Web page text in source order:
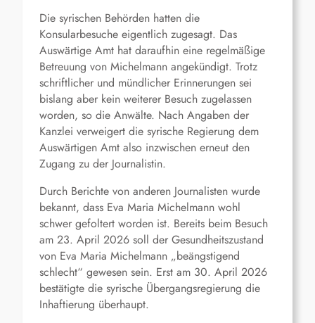
Die syrischen Behörden hatten die
Konsularbesuche eigentlich zugesagt. Das
Auswärtige Amt hat daraufhin eine regelmäßige
Betreuung von Michelmann angekündigt. Trotz
schriftlicher und mündlicher Erinnerungen sei
bislang aber kein weiterer Besuch zugelassen
worden, so die Anwälte. Nach Angaben der
Kanzlei verweigert die syrische Regierung dem
Auswärtigen Amt also inzwischen erneut den
Zugang zu der Journalistin.
Durch Berichte von anderen Journalisten wurde
bekannt, dass Eva Maria Michelmann wohl
schwer gefoltert worden ist. Bereits beim Besuch
am 23. April 2026 soll der Gesundheitszustand
von Eva Maria Michelmann „beängstigend
schlecht“ gewesen sein. Erst am 30. April 2026
bestätigte die syrische Übergangsregierung die
Inhaftierung überhaupt.